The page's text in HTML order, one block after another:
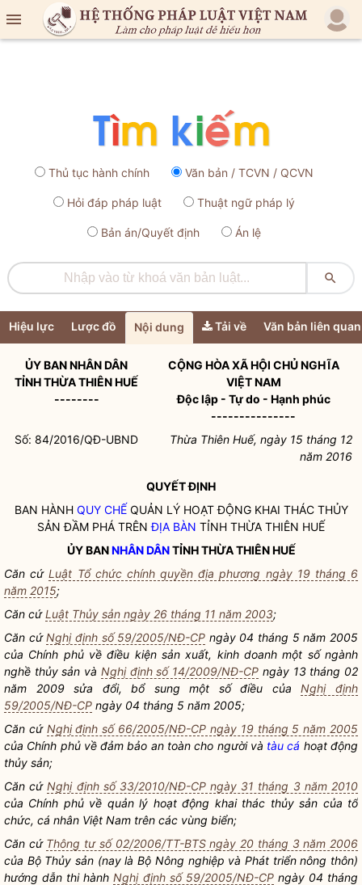

Thủ tục hành chính Văn bản / TCVN / QCVN
Hỏi đáp pháp luật Thuật ngữ pháp lý
Bản án/Quyết định Án lệ

Hiệu lực Lược đồ Nội dung Tải về Văn bản liên quan
ỦY BANNHÂN DÂN
TỈNH THỪA THIÊN HUẾ
--------
CỘNG HÒA XÃ HỘI CHỦ NGHĨA
VIỆT NAM
Độc lập - Tự do - Hạnh phúc
---------------
Số: 84/2016/QĐ-UBND
Thừa Thiên Huế, ngày 15 tháng 12
năm 2016
QUYẾT ĐỊNH
BAN HÀNH QUY CHẾQUẢN LÝ HOẠT ĐỘNG KHAI THÁC THỦY
SẢN ĐẦM PHÁ TRÊNĐỊA BÀN TỈNH THỪA THIÊN HUẾ
ỦY BANNHÂN DÂNTỈNH THỪA THIÊN HUẾ
Căn cứLuật Tổ chức chính quyền địa phương ngày 19 tháng 6
năm 2015;
Căn cứLuật Thủy sản ngày 26 tháng 11 năm 2003;
Căn cứNghị định số 59/2005/NĐ-CP ngày 04 tháng 5 năm 2005
của Chính phủ về điều kiện sản xuất, kinh doanh một số ngành
nghề thủy sản và Nghị định số 14/2009/NĐ-CP ngày 13 tháng 02
năm 2009 sửa đổi, bổ sung một số điều củaNghị định
59/2005/NĐ-CP ngày 04 tháng 5 năm 2005;
Căn cứ Nghị định số 66/2005/NĐ-CP ngày 19 tháng 5 năm 2005
của Chính phủ về đảm bảo an toàn cho người và tàu cá hoạt động
thủy sản;
Căn cứNghị định số 33/2010/NĐ-CP ngày 31 tháng 3 năm 2010
của Chính phủ về quản lý hoạt động khai thác thủy sản của tổ
chức, cá nhân Việt Nam trên các vùng biển;
Căn cứ Thông tư số 02/2006/TT-BTS ngày 20 tháng 3 năm 2006
của Bộ Thủy sản (nay là Bộ Nông nghiệp và Phát triển nông thôn)
hướng dẫn thi hànhNghị định số 59/2005/NĐ-CPngày 04 tháng